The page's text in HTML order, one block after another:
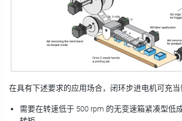
在具有下述要求的应用场合，闭环步进电机可充当
需要在转速低于 500 rpm 的无变速箱紧凑型低